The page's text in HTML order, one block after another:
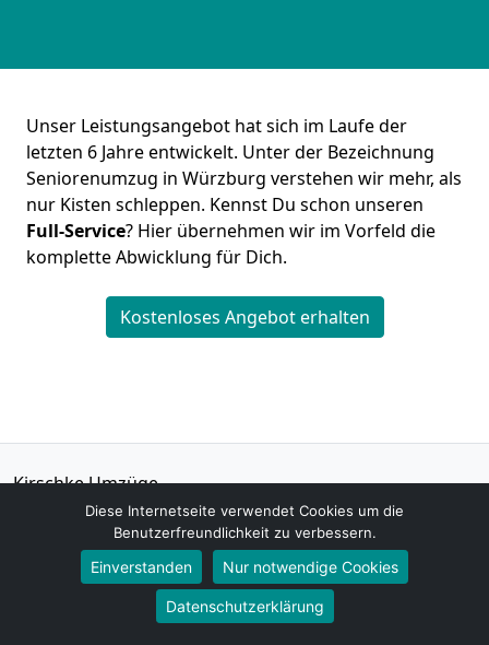
Unser Leistungsangebot hat sich im Laufe der
letzten 6 Jahre entwickelt. Unter der Bezeichnung
Seniorenumzug in Würzburg verstehen wir mehr, als
nur Kisten schleppen. Kennst Du schon unseren
Full-Service? Hier übernehmen wir im Vorfeld die
komplette Abwicklung für Dich.
Kostenloses Angebot erhalten
Kirschke Umzüge
Matthias Koch
Wittelsbacherstraße 26
Würzburg
Diese Internetseite verwendet Cookies um die
Benutzerfreundlichkeit zu verbessern.
Einverstanden Nur notwendige Cookies
Datenschutzerklärung